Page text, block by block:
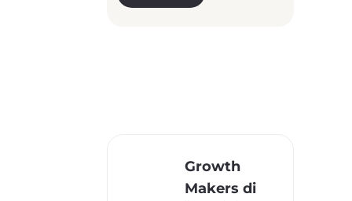
Growth
Makers di